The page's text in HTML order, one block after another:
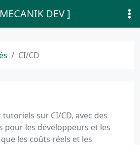
DEV ]
CI/CD
sur CI/CD, avec des
pour les développeurs et les
les coûts réels et les